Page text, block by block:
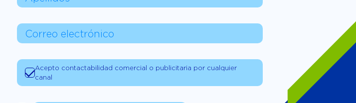
Acepto contactabilidad comercial o publicitaria por cualquier
canal